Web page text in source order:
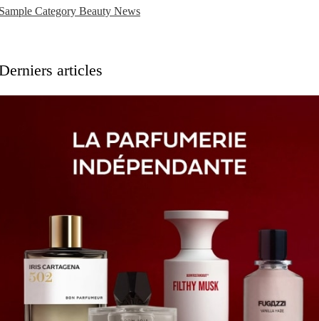
Category Beauty News
articles